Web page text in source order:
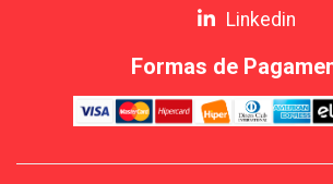
Linkedin
Formas de